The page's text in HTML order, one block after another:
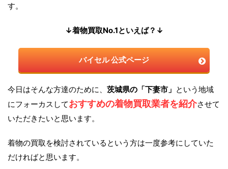
す。
↓着物買取No.1といえば？↓
バイセル 公式ページ
今日はそんな方達のために、 茨城県の「下妻市」 という地域
にフォーカスしておすすめの着物買取業者を紹介させて
いただきたいと思います。
着物の買取を検討されているという方は一度参考にしていた
だければと思います。